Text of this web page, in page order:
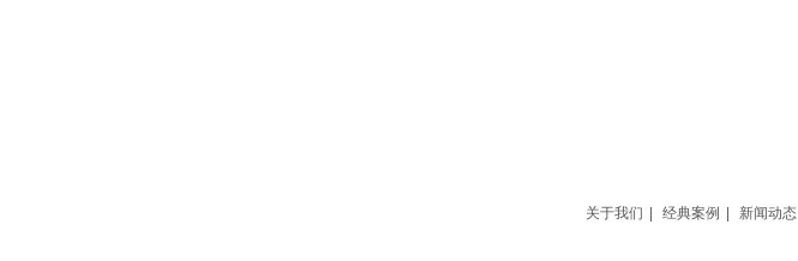
关于我们 经典案例 新闻动态